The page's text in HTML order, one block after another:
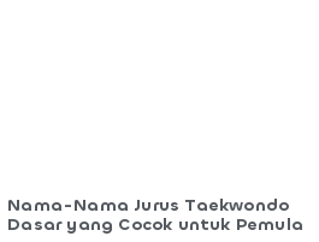
Nama-Nama Jurus Taekwondo
Dasar yang Cocok untuk Pemula